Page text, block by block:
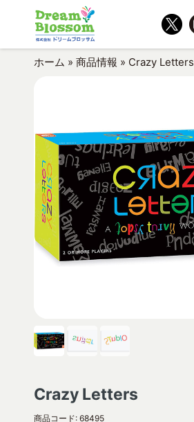
ホーム » 商品情報 » Crazy Letters
Crazy Letters
商品コード: 68495